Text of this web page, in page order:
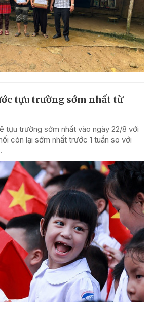
tựu trường sớm nhất từ
tựu trường sớm nhất vào ngày 22/8 với
còn lại sớm nhất trước 1 tuần so với